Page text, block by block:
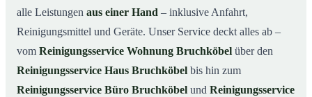
alle Leistungen aus einer Hand – inklusive Anfahrt,
Reinigungsmittel und Geräte. Unser Service deckt alles ab –
vom Reinigungsservice Wohnung Bruchköbel über den
Reinigungsservice Haus Bruchköbel bis hin zum
Reinigungsservice Büro Bruchköbel und Reinigungsservice